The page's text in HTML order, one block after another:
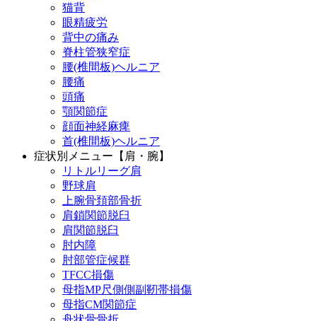
猫背
眼精疲労
背中の痛み
脊柱管狭窄症
腰(椎間板)ヘルニア
腰痛
頭痛
顎関節症
顔面神経麻痺
首(椎間板)ヘルニア
症状別メニュー【肩・腕】
リトルリーグ肩
野球肩
上腕骨頚部骨折
肩鎖関節脱臼
肩関節脱臼
肘内障
肘部管症候群
TFCC損傷
母指MP尺側側副靭帯損傷
母指CM関節症